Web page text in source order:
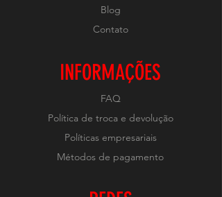
Blog
Contato
INFORMAÇÕES
FAQ
Política de troca e devolução
Políticas empresariais
Métodos de pagamento